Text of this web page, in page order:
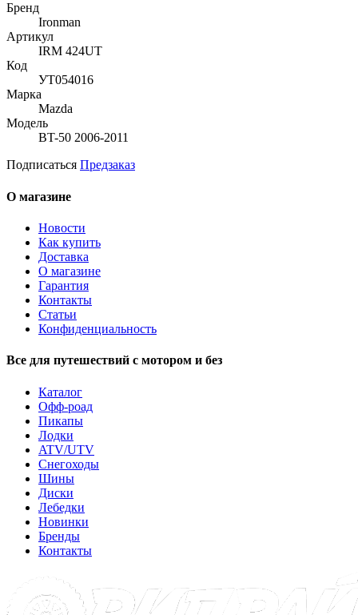
Бренд
Ironman
Артикул
IRM 424UT
Код
УТ054016
Марка
Mazda
Модель
BT-50 2006-2011
Подписаться Предзаказ
О магазине
Новости
Как купить
Доставка
О магазине
Гарантия
Контакты
Статьи
Конфиденциальность
Все для путешествий с мотором и без
Каталог
Офф-роад
Пикапы
Лодки
ATV/UTV
Снегоходы
Шины
Диски
Лебедки
Новинки
Бренды
Контакты